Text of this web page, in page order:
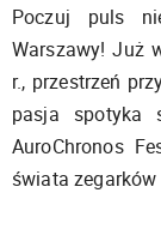
Poczuj puls
Warszawy! Już
r., przestrzeń
pasja spotyka
AuroChronos
świata